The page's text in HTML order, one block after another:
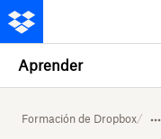
Aprender
Formación de Dropbox